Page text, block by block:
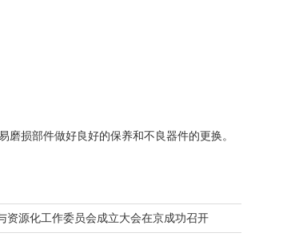
损部件做好良好的保养和不良器件的更换。
资源化工作委员会成立大会在京成功召开